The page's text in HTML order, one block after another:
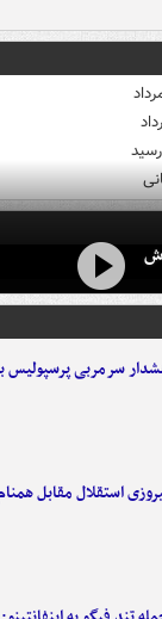
سرمربی پرسپولیس
استقلال مقابل